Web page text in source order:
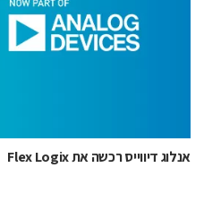
אנלוג דיווייס רכשה את Flex Logix